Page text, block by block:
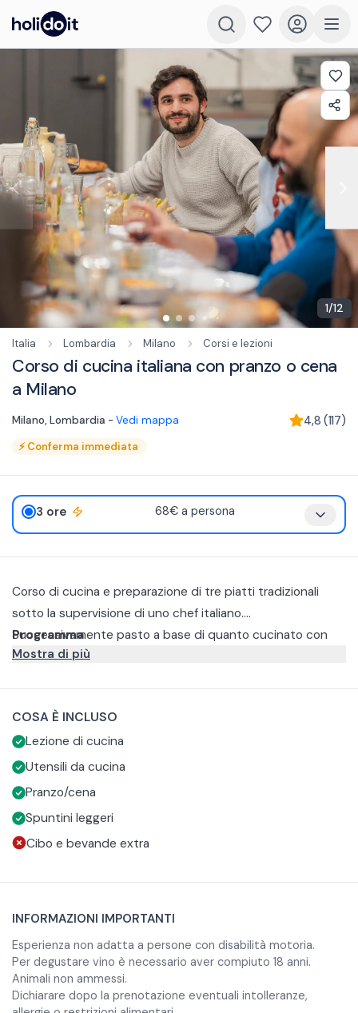
1/12
Italia Lombardia Milano Corsi e lezioni
Corso di cucina italiana con pranzo o cena
a Milano
Milano, Lombardia - Vedi mappa 4,8 (117)
⚡Conferma immediata
3 ore 68€ a persona
Corso di cucina e preparazione di tre piatti tradizionali
sotto la supervisione di uno chef italiano.
Successivamente pasto a base di quanto cucinato con
vino in accompagnamento.
Programma
Nel corso della lezione preparerete diverse tipologie di
italiana, come parmigiana e tiramisù.
formaggio, pomodori secchi, mortadella e olive.
Si conclude con un pasto, in gruppo, durante cui
assaggerete i piatti cucinati con vino in
accompagnamento.
Mostra di più
COSA È INCLUSO
Lezione di cucina
Utensili da cucina
Pranzo/cena
Spuntini leggeri
Cibo e bevande extra
INFORMAZIONI IMPORTANTI
Esperienza non adatta a persone con disabilità motoria.
Per degustare vino è necessario aver compiuto 18 anni.
Animali non ammessi.
Dichiarare dopo la prenotazione eventuali intolleranze,